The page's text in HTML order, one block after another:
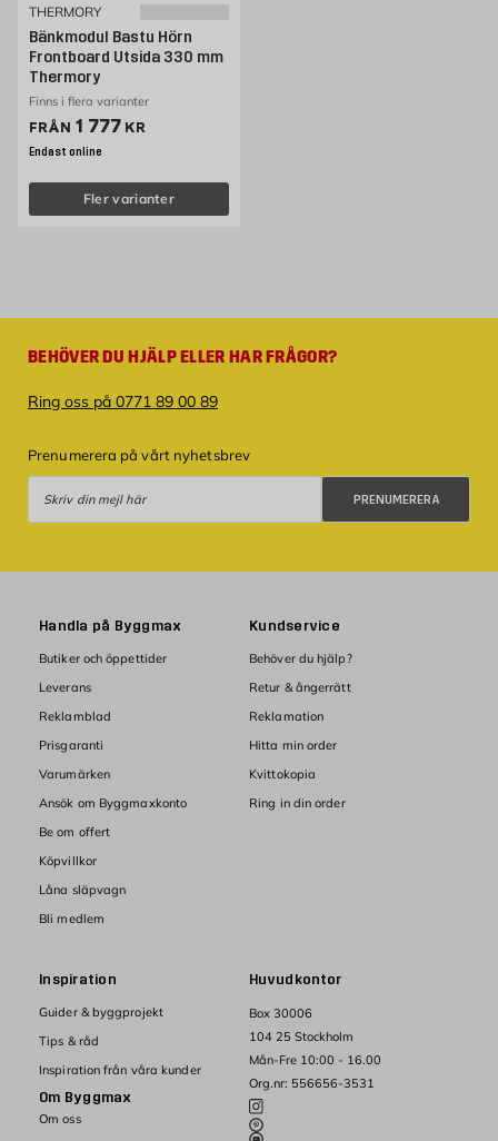
THERMORY
Bänkmodul Bastu Hörn
Frontboard Utsida 330 mm
Thermory
Finns i flera varianter
FRÅN Pris 1777 kr
1 777 KR
Endast online
Fler varianter
BEHÖVER DU HJÄLP ELLER HAR FRÅGOR?
Ring oss på 0771 89 00 89
Prenumerera på vårt nyhetsbrev
PRENUMERERA
Huvudkontor
Box 30006
104 25 Stockholm
Mån-Fre 10:00 - 16.00
Org.nr: 556656-3531
Handla på Byggmax
Butiker och öppettider
Leverans
Reklamblad
Prisgaranti
Varumärken
Ansök om Byggmaxkonto
Be om offert
Köpvillkor
Låna släpvagn
Bli medlem
Kundservice
Behöver du hjälp?
Retur & ångerrätt
Reklamation
Hitta min order
Kvittokopia
Ring in din order
Inspiration
Guider & byggprojekt
Tips & råd
Inspiration från våra kunder
Om Byggmax
Om oss